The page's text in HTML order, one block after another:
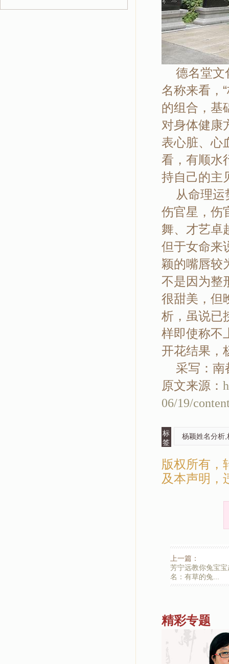
德名堂文
名称来看，
的组合，基
对身体健康
表心脏、心
看，有顺水
持自己的主
从命理运
伤官星，伤
舞、才艺卓
但于女命来
颖的嘴唇较
不是因为整
很甜美，但
析，虽说已
样即使称不
开花结果，
采写：南
原文来源：
06/19/
标
签
杨颖姓名分析,
版权所有，
及本声明，
上一篇：
芳宁远教你兔宝宝
名：有草的兔...
精彩专题